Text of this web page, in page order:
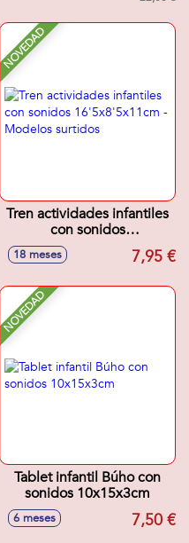
NOVEDAD
Tren actividades infantiles
con sonidos
16'5x8'5x11cm - Modelos
surtidos
18 meses 7,95 €
NOVEDAD
Tablet infantil Búho con
sonidos 10x15x3cm
6 meses 7,50 €